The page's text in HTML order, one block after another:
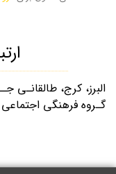
گـروه فرهنگی اجتماعی